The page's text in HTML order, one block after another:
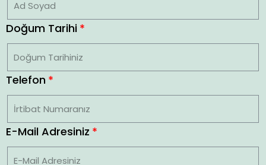
Doğum Tarihi
Telefon
E-Mail Adresiniz